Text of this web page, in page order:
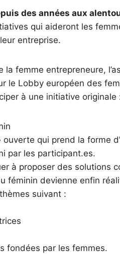
des années aux
qui aideront les
entreprise.
la femme entrepreneure,
le Lobby européen des
à une initiative originale
ouverte qui prend la forme
par les participant.es.
à proposer des solutions
féminin devienne enfin
suivant :
fondées par les femmes.